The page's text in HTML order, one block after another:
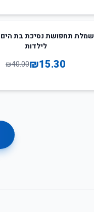
62
שמלת תחפושת נסיכת בת
לילדות
₪15.30
₪40.00